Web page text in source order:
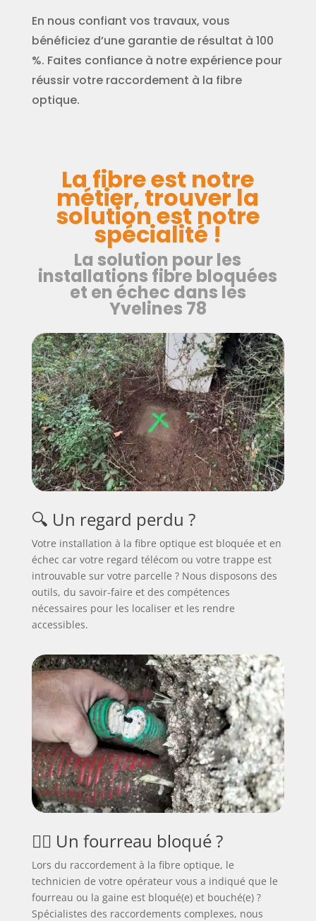
En nous confiant vos travaux, vous
bénéficiez d’une garantie de résultat à 100
%. Faites confiance à notre expérience pour
réussir votre raccordement à la fibre
optique.
La fibre est notre
métier, trouver la
solution est notre
spécialité !
La solution pour les
installations fibre bloquées
et en échec dans les
Yvelines 78
🔍 Un regard perdu ?
Votre installation à la fibre optique est bloquée et en
échec car votre regard télécom ou votre trappe est
introuvable sur votre parcelle ? Nous disposons des
outils, du savoir-faire et des compétences
nécessaires pour les localiser et les rendre
accessibles.
🕵️‍♂️ Un fourreau bloqué ?
Lors du raccordement à la fibre optique, le
technicien de votre opérateur vous a indiqué que le
fourreau ou la gaine est bloqué(e) et bouché(e) ?
Spécialistes des raccordements complexes, nous